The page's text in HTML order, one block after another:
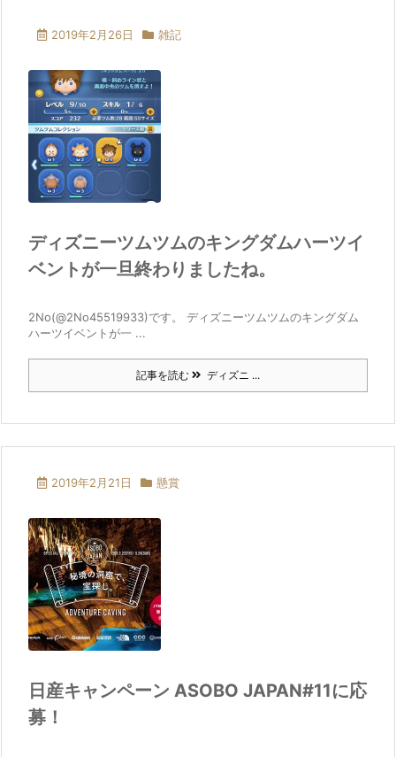
2019年2月26日 雑記
ディズニーツムツムのキングダムハーツイ
ベントが一旦終わりましたね。
2No(@2No45519933)です。 ディズニーツムツムのキングダム
ハーツイベントが一 ...
記事を読む ディズニ ...
2019年2月21日 懸賞
日産キャンペーン ASOBO JAPAN#11に応
募！